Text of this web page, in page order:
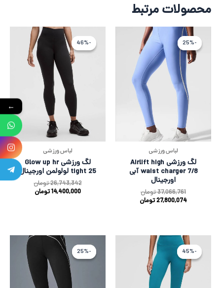
محصولات مرتبط
-25%-25%
لباس ورزشی
لگ ورزشی Airlift high
waist charger 7/8 آبی
اورجینال
37,066,761تومان
37,066,761 تومان
بود.
27,800,074تومان
27,800,074 تومان
است.
-46%-46%
لباس ورزشی
لگ ورزشی Glow up hr
tight 25 لولولمن اورجینال
26,743,342تومان
قیمت
اصلی
بود.
14,400,000تومان
قیمت
فعلی
است.
-45%-45%
قیمت
26,079,519 تومان
قیمت
14,400,000 تومان -25%-25%
قیمت
اصلی
بود.
قیمت
فعلی
است.
←